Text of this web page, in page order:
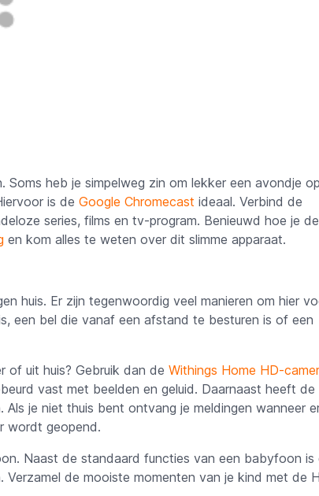
heb je simpelweg zin om lekker een avondje
is de Google Chromecast ideaal. Verbind de
series, films en tv-program. Benieuwd hoe je
en kom alles te weten over dit slimme apparaat.
huis. Er zijn tegenwoordig veel manieren om hier
een bel die vanaf een afstand te besturen is of een
of uit huis? Gebruik dan de Withings Home HD-
vast met beelden en geluid. Daarnaast heeft de
je niet thuis bent ontvang je meldingen wanneer
wordt geopend.
Naast de standaard functies van een babyfoon is
de mooiste momenten van je kind met de